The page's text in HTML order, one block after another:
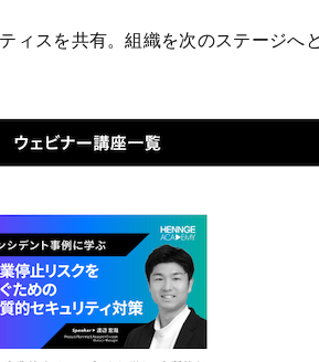
スを共有。組織を次のステージへ